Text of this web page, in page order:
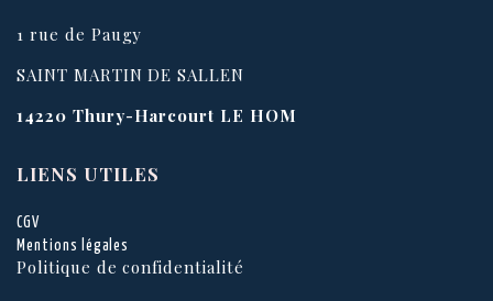
1 rue de Paugy
SAINT MARTIN DE SALLEN
14220 Thury-Harcourt LE HOM
LIENS UTILES
CGV
Mentions légales
Politique de confidentialité